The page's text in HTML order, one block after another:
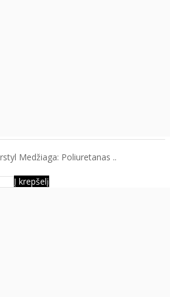
Medžiaga: Poliuretanas ..
Į krepšelį